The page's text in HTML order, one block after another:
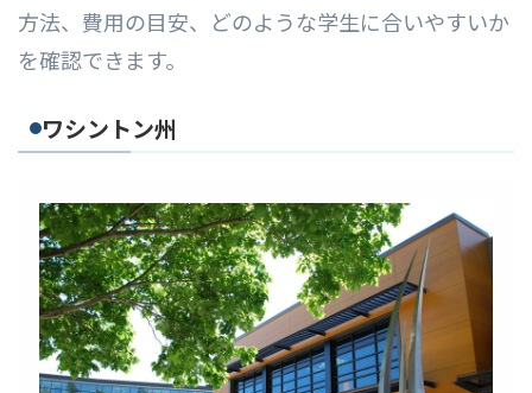
方法、費用の目安、どのような学生に合いやすいか
を確認できます。
ワシントン州